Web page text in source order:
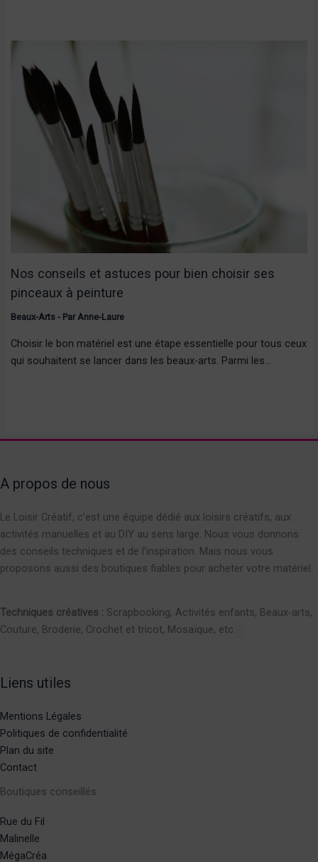
Nos conseils et astuces pour bien choisir ses
pinceaux à peinture
Beaux-Arts- Par Anne-Laure
Choisir le bon matériel est une étape essentielle pour tous ceux
qui souhaitent se lancer dans les beaux-arts. Parmi les…
A propos de nous
Le Loisir Créatif, c’est une équipe dédié aux loisirs créatifs, aux
activités manuelles et au DIY au sens large. Nous vous donnons
des conseils techniques et de l’inspiration. Mais nous vous
proposons aussi des boutiques fiables pour acheter votre matériel.
Techniques créatives : Scrapbooking, Activités enfants, Beaux-arts,
Couture, Broderie, Crochet et tricot, Mosaïque, etc.
Liens utiles
Mentions Légales
Politiques de confidentialité
Plan du site
Contact
Boutiques conseillés
Rue du Fil
Malinelle
MégaCréa